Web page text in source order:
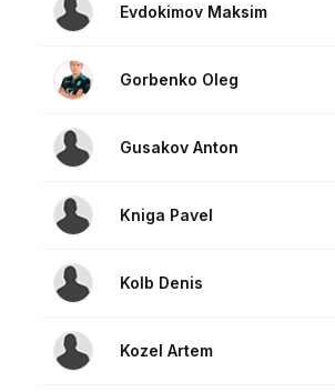
Evdokimov Maksim
Gorbenko Oleg
Gusakov Anton
Kniga Pavel
Kolb Denis
Kozel Artem